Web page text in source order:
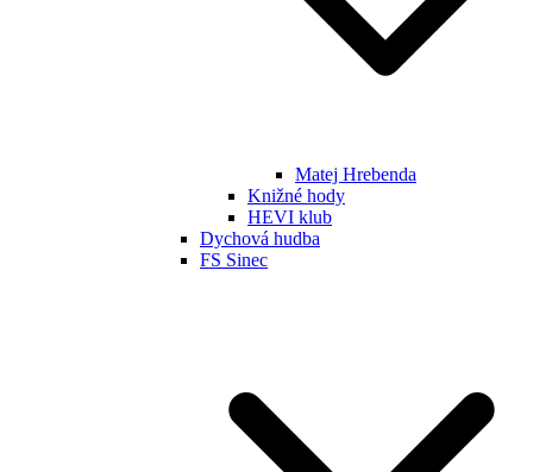
Matej Hrebenda
Knižné hody
HEVI klub
Dychová hudba
FS Sinec